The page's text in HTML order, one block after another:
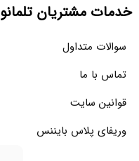
خدمات مشتریان تلمانو
سوالات متداول
تماس با ما
قوانین سایت
وریفای پلاس بایننس